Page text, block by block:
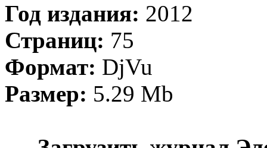
Год издания: 2012
Страниц: 75
Формат: DjVu
Размер: 5.29 Mb